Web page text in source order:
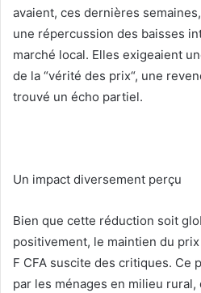
avaient, ces dernières
une répercussion des baisses
marché local. Elles exigeaient
de la “vérité des prix“, une
trouvé un écho partiel.
Un impact diversement perçu
Bien que cette réduction soit
positivement, le maintien du
F CFA suscite des critiques. Ce
par les ménages en milieu